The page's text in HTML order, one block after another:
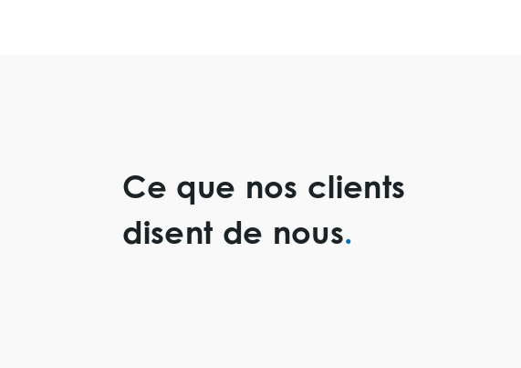
Ce que nos clients
disent de nous